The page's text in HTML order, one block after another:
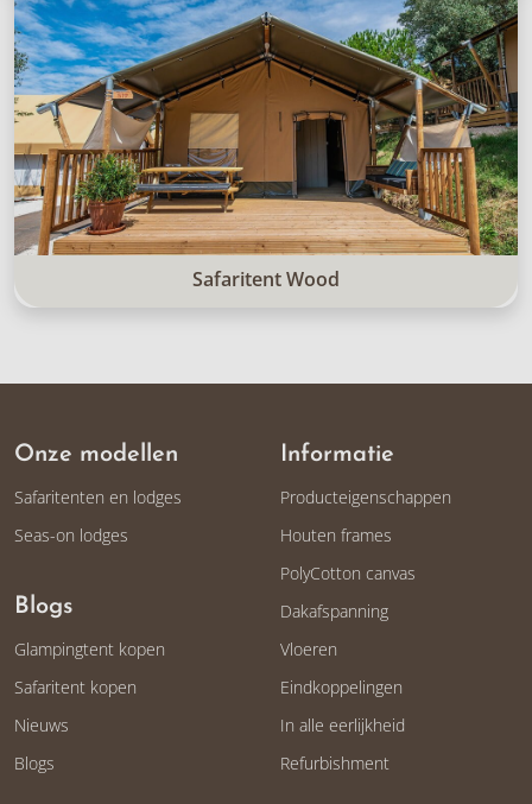
Safaritent Wood
Onze modellen
Safaritenten en lodges
Seas-on lodges
Blogs
Glampingtent kopen
Safaritent kopen
Nieuws
Blogs
Informatie
Producteigenschappen
Houten frames
PolyCotton canvas
Dakafspanning
Vloeren
Eindkoppelingen
In alle eerlijkheid
Refurbishment